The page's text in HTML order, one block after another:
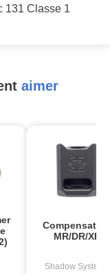
131 Classe 1
aimer
MR/DR/XR
Shadow Systems